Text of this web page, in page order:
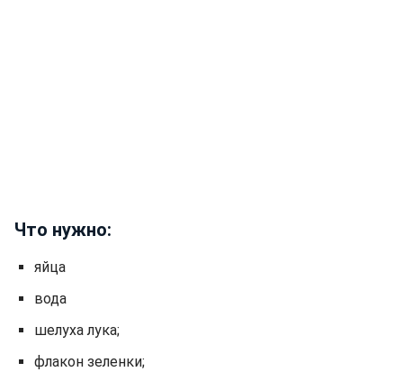
Что нужно:
яйца
вода
шелуха лука;
флакон зеленки;